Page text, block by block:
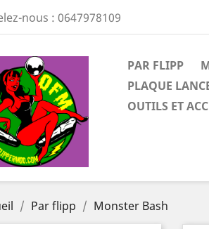
nous : 0647978109
PAR FLIPP
PLAQUE
OUTILS ET
Par flipp Monster Bash